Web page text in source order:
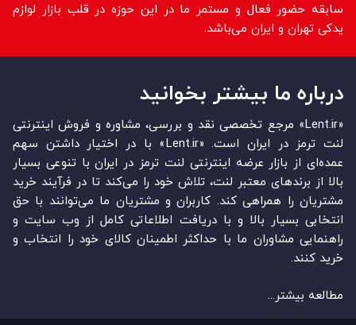
سابقه حضور فعال و مستمر ما در این حوزه در قلب بازار لوازم
یدکی تهران و ایران می‌باشد.
درباره ما بیشتر بخوانید
«Lent.ir» مرجع تخصصی نقد و بررسی، مشاوره و فروش اینترنتی
لنت ترمز در ایران است. «Lent.ir» با در اختیار داشتن سهم
عمده‏‌ای از بازار عرضه اینترنتی لنت ترمز در ایران با تنوعی بسیار
بالا از برندهای معتبر لنت، تلاش خود را می‌‏‏کند تا در فرآیند خرید
مشتریان را همراهی کند. کاربران و مشتریان ما می‏‏‌توانند با حق
انتخابی بسیار بالا و با دریافت اطلاعاتی کامل از وب سایت و
راهنمایی مشاوران ما با حداکثر اطمینان کالای خود را انتخاب و
خرید کنند.
مطالعه بیشتر...